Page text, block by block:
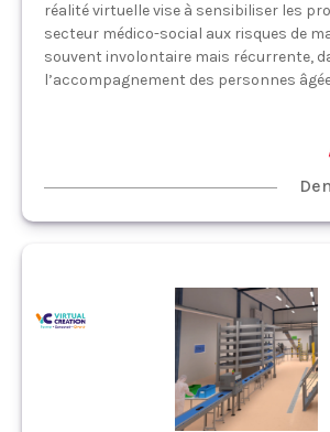
réalité virtuelle vise à sensibiliser les
secteur médico-social aux risques de
souvent involontaire mais récurrente,
l’accompagnement des personnes